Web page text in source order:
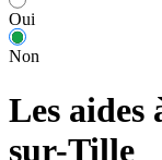
Oui
Non
Les aides
sur-Tille